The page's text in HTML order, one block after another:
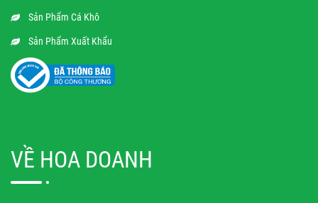
Sản Phẩm Cá Khô
Sản Phẩm Xuất Khẩu
VỀ HOA DOANH